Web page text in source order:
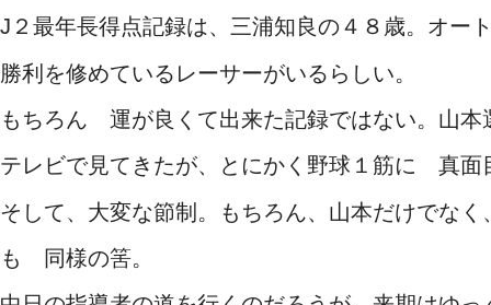
J２最年長得点記録は、三浦知良の４８歳。オー
勝利を修めているレーサーがいるらしい。
もちろん 運が良くて出来た記録ではない。山本
テレビで見てきたが、とにかく野球１筋に 真面
そして、大変な節制。もちろん、山本だけでな
も 同様の筈。